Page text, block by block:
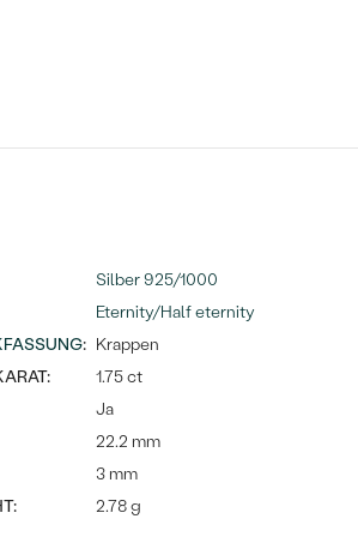
Silber 925/1000
Eternity/Half eternity
: Krappen
1.75 ct
Ja
22.2 mm
3 mm
2.78 g